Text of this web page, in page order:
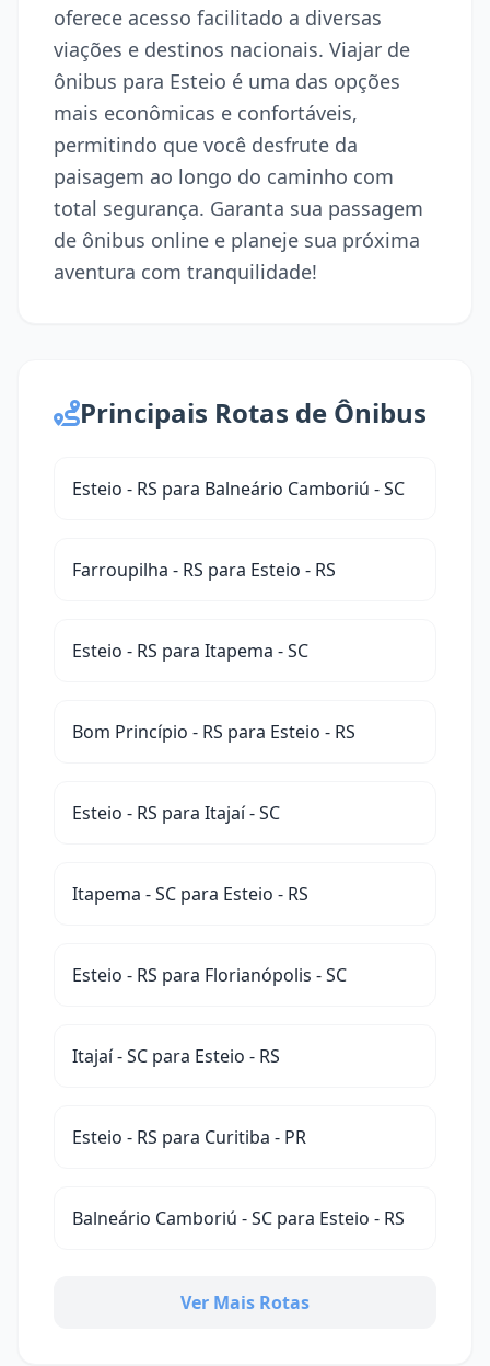
oferece acesso facilitado a diversas
viações e destinos nacionais. Viajar de
ônibus para Esteio é uma das opções
mais econômicas e confortáveis,
permitindo que você desfrute da
paisagem ao longo do caminho com
total segurança. Garanta sua passagem
de ônibus online e planeje sua próxima
aventura com tranquilidade!
Principais Rotas de Ônibus
Esteio - RS para Balneário Camboriú - SC
Farroupilha - RS para Esteio - RS
Esteio - RS para Itapema - SC
Bom Princípio - RS para Esteio - RS
Esteio - RS para Itajaí - SC
Itapema - SC para Esteio - RS
Esteio - RS para Florianópolis - SC
Itajaí - SC para Esteio - RS
Esteio - RS para Curitiba - PR
Balneário Camboriú - SC para Esteio - RS
Ver Mais Rotas